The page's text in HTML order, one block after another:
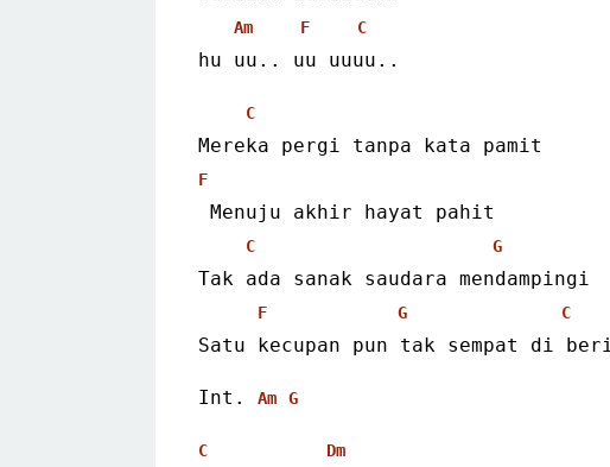
Am F C
hu uu.. uu uuuu..
C
Mereka pergi tanpa kata pamit
F
Menuju akhir hayat pahit
C G
Tak ada sanak saudara mendampingi
F G C
Satu kecupan pun tak sempat di
Int. Am G
C Dm